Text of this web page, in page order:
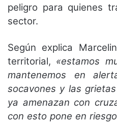
peligro para quienes
sector.
Según explica
territorial, «estamos
mantenemos en
socavones y las
ya amenazan con
con esto pone en